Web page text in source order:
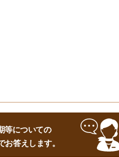
等についての
答えします。